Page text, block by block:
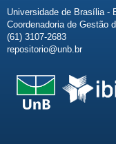
Universidade de Brasília -
Coordenadoria de Gestão
(61) 3107-2683
repositorio@unb.br